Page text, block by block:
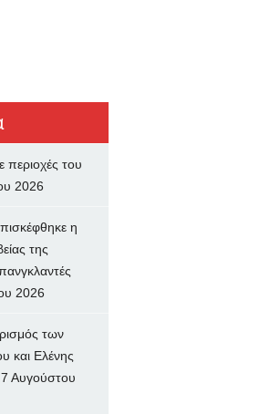
περιοχές του
2026
η
της
2026
των
και Ελένης
7 Αυγούστου